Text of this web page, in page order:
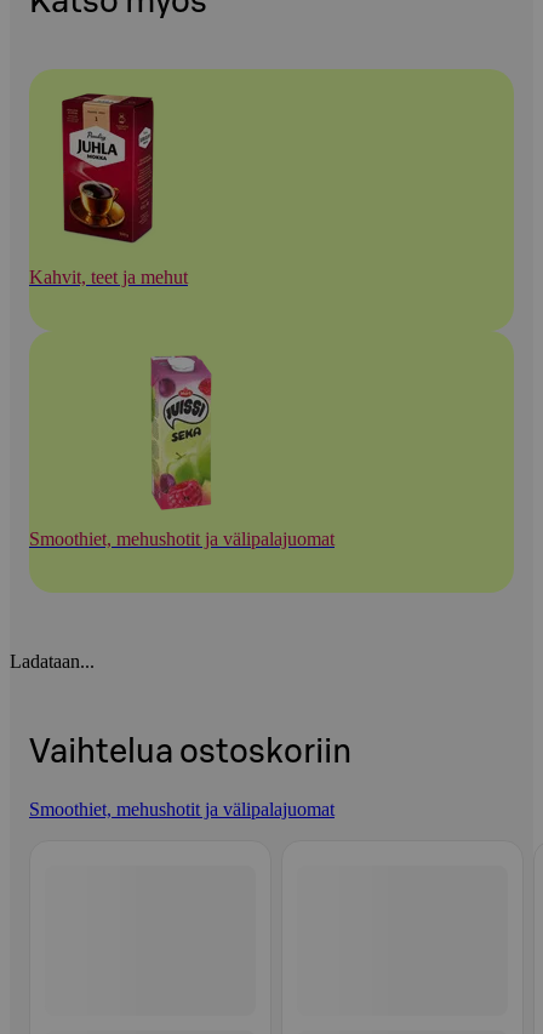
Kahvit, teet ja mehut
Smoothiet, mehushotit ja välipalajuomat
Ladataan...
Vaihtelua ostoskoriin
Smoothiet, mehushotit ja välipalajuomat